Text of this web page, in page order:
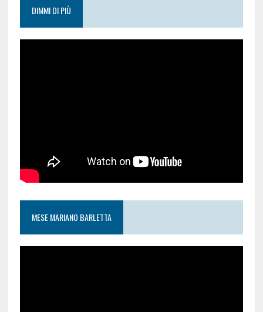
DIMMI DI PIÙ
MESE MARIANO BARLETTA